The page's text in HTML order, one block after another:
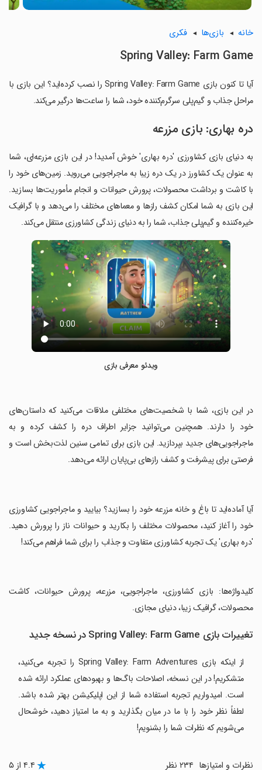
خانه بازی‌ها فکری
Spring Valley: Farm Game
آیا تا کنون بازی Spring Valley: Farm Game را نصب کرده‌اید؟ این بازی با
مراحل جذاب و گیم‌پلی سرگرم‌کننده خود، شما را ساعت‌ها درگیر می‌کند.
دره بهاری: بازی مزرعه
به دنیای بازی کشاورزی 'دره بهاری' خوش آمدید! در این بازی مزرعه‌ای، شما
به عنوان یک کشاورز در یک دره زیبا به ماجراجویی می‌روید. زمین‌های خود را
با کاشت و برداشت محصولات، پرورش حیوانات و انجام مأموریت‌ها بسازید.
این بازی به شما امکان کشف رازها و معماهای مختلف را می‌دهد و با گرافیک
خیره‌کننده و گیم‌پلی جذاب، شما را به دنیای زندگی کشاورزی منتقل می‌کند.
ویدئو معرفی بازی
‏در این بازی، شما با شخصیت‌های مختلفی ملاقات می‌کنید که داستان‌های
خود را دارند. همچنین می‌توانید جزایر اطراف دره را کشف کرده و به
ماجراجویی‌های جدید بپردازید. این بازی برای تمامی سنین لذت‌بخش است و
فرصتی برای پیشرفت و کشف رازهای بی‌پایان ارائه می‌دهد.
‏آیا آماده‌اید تا باغ و خانه مزرعه خود را بسازید؟ بیایید و ماجراجویی کشاورزی
خود را آغاز کنید، محصولات مختلف را بکارید و حیوانات ناز را پرورش دهید.
'دره بهاری' یک تجربه کشاورزی متفاوت و جذاب را برای شما فراهم می‌کند!
‏کلیدواژه‌ها: بازی کشاورزی، ماجراجویی، مزرعه، پرورش حیوانات، کاشت
محصولات، گرافیک زیبا، دنیای مجازی.
تغییرات بازی Spring Valley: Farm Game در نسخه جدید
از اینکه بازی Spring Valley: Farm Adventures را تجربه می‌کنید،
متشکریم! در این نسخه، اصلاحات باگ‌ها و بهبودهای عملکرد ارائه شده
است. امیدواریم تجربه استفاده شما از این اپلیکیشن بهتر شده باشد.
لطفاً نظر خود را با ما در میان بگذارید و به ما امتیاز دهید، خوشحال
می‌شویم که نظرات شما را بشنویم!
نظرات و امتیازها ۴.۴ از ۵